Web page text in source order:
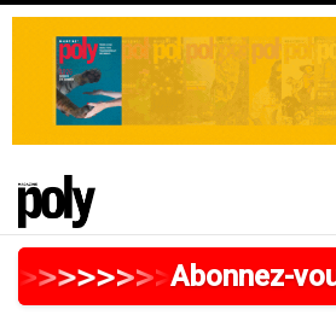
>>>>>>>>>>>>>>>
Abonnez-